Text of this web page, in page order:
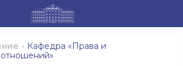
- Кафедра «Права и